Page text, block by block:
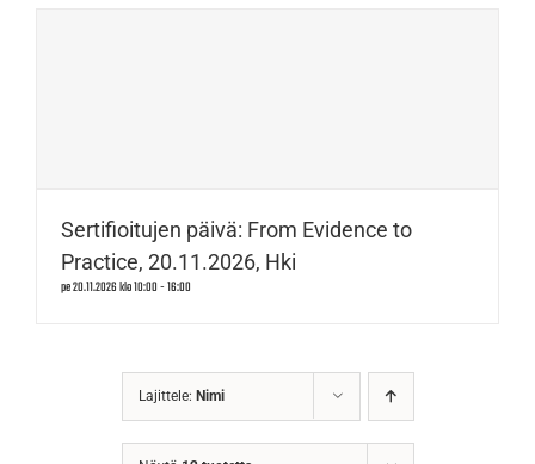
Sertifioitujen päivä: From Evidence to
Practice, 20.11.2026, Hki
pe 20.11.2026 klo 10:00-16:00
Lajittele: Nimi